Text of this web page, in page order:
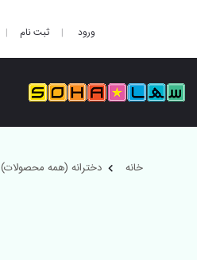
ورود ثبت نام
خانه دخترانه (همه محصولات)